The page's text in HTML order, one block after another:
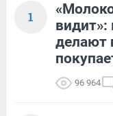
1
делают
96 964